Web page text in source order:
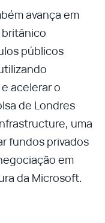
avança em
britânico
públicos
acelerar o
de Londres
uma
fundos privados
em
da Microsoft.